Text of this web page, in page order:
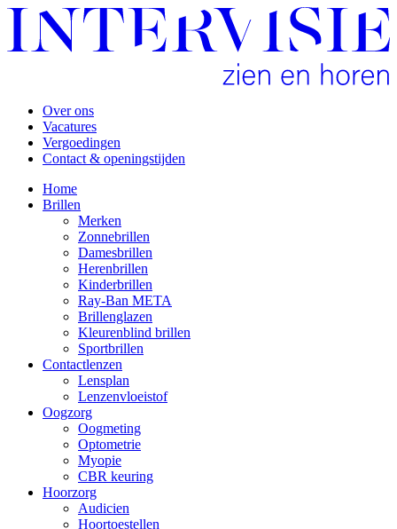
Over ons
Vacatures
Vergoedingen
Contact & openingstijden
Home
Brillen
Merken
Zonnebrillen
Damesbrillen
Herenbrillen
Kinderbrillen
Ray-Ban META
Brillenglazen
Kleurenblind brillen
Sportbrillen
Contactlenzen
Lensplan
Lenzenvloeistof
Oogzorg
Oogmeting
Optometrie
Myopie
CBR keuring
Hoorzorg
Audicien
Hoortoestellen